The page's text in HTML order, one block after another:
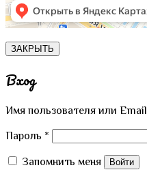
ЗАКРЫТЬ
Вход
Имя пользователя или Email
Пароль *
Запомнить меня Войти